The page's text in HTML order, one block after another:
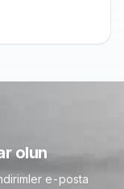
olun
e-posta